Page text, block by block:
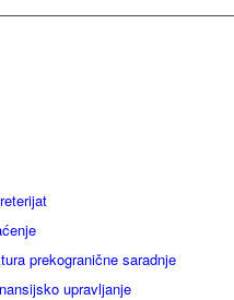
prekogranične saradnje
upravljanje